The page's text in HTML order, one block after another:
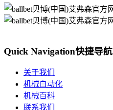
Quick Navigation快捷导航
关于我们
机械自动化
机械百科
联系我们